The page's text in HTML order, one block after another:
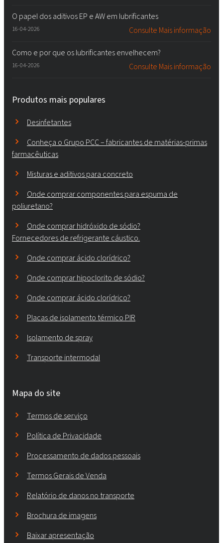
O papel dos aditivos EP e AW em lubrificantes
16-04-2026 Consulte Mais informação
Como e por que os lubrificantes envelhecem?
16-04-2026 Consulte Mais informação
Produtos mais populares
Desinfetantes
Conheça o Grupo PCC – fabricantes de matérias-primas
farmacêuticas
Misturas e aditivos para concreto
Onde comprar componentes para espuma de
poliuretano?
Onde comprar hidróxido de sódio?
Fornecedores de refrigerante cáustico.
Onde comprar ácido clorídrico?
Onde comprar hipoclorito de sódio?
Onde comprar ácido clorídrico?
Placas de isolamento térmico PIR
Isolamento de spray
Transporte intermodal
Mapa do site
Termos de serviço
Política de Privacidade
Processamento de dados pessoais
Termos Gerais de Venda
Relatório de danos no transporte
Brochura de imagens
Baixar apresentação